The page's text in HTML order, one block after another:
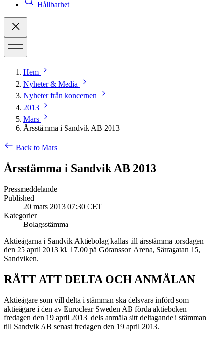
Hållbarhet
Hem
Nyheter & Media
Nyheter från koncernen
2013
Mars
Årsstämma i Sandvik AB 2013
Back to Mars
Årsstämma i Sandvik AB 2013
Pressmeddelande
Published
20 mars 2013 07:30 CET
Kategorier
Bolagsstämma
Aktieägarna i Sandvik Aktiebolag kallas till årsstämma torsdagen
den 25 april 2013 kl. 17.00 på Göransson Arena, Sätragatan 15,
Sandviken.
RÄTT ATT DELTA OCH ANMÄLAN
Aktieägare som vill delta i stämman ska delsvara införd som
aktieägare i den av Euroclear Sweden AB förda aktieboken
fredagen den 19 april 2013, dels anmäla sitt deltagande i stämman
till Sandvik AB senast fredagen den 19 april 2013.